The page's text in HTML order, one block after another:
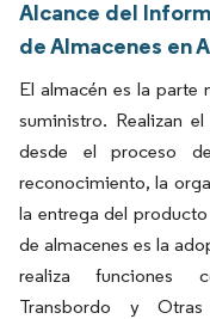
Alcance del
de Almacenes en
El almacén es la parte
suministro. Realizan
desde el proceso
reconocimiento, la
la entrega del
de almacenes es la
realiza funciones
Transbordo y